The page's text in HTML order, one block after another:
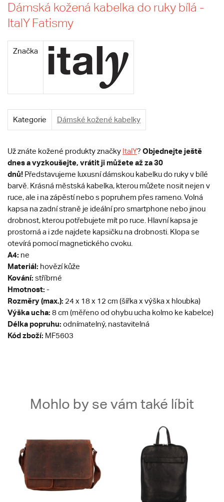
Dámská kožená kabelka do ruky bílá -
ItalY Fatismy
Značka
Kategorie Dámské kožené kabelky
Už znáte kožené produkty značky ItalY? Objednejte ještě
dnes a vyzkoušejte, vrátit ji můžete až za 30
dnů! Představujeme luxusní dámskou kabelku do ruky v bílé
barvě. Krásná městská kabelka, kterou můžete nosit nejen v
ruce, ale i na zápěstí nebo s popruhem přes rameno. Volná
kapsa na zadní straně je ideální pro smartphone nebo jinou
drobnost, kterou potřebujete mít po ruce. Hlavní kapsa je
prostorná a i zde najdete kapsičku na drobnosti. Klopa se
otevírá pomocí magnetického cvoku.
A4: ne
Materiál: hovězí kůže
Kování: stříbrné
Hmotnost: -
Rozměry (max.): 24 x 18 x 12 cm (šířka x výška x hloubka)
Výška ucha: 8 cm (měřeno od ohybu ucha kolmo ke kabelce)
Délka popruhu: odnímatelný, nastavitelná
Kód zboží: MF5603
Mohlo by se vám také líbit